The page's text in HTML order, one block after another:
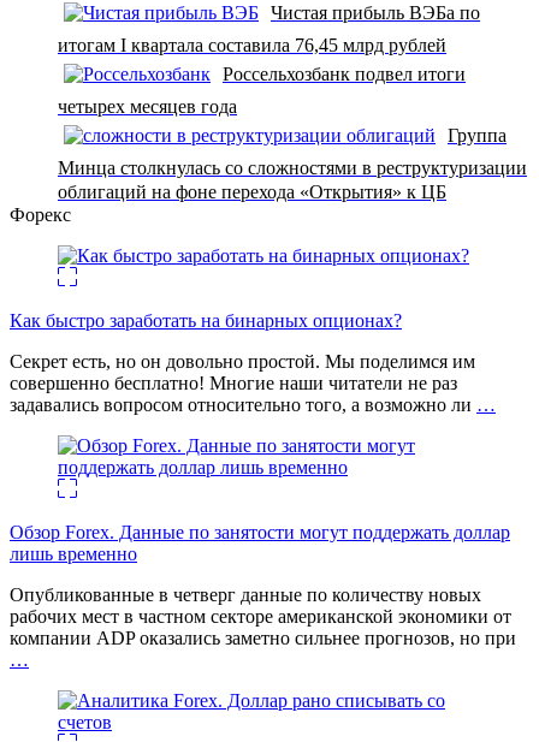
Чистая прибыль ВЭБа по
итогам I квартала составила 76,45 млрд рублей
Россельхозбанк подвел итоги
четырех месяцев года
Группа
Минца столкнулась со сложностями в реструктуризации
облигаций на фоне перехода «Открытия» к ЦБ
Форекс
Как быстро заработать на бинарных опционах?
Секрет есть, но он довольно простой. Мы поделимся им
совершенно бесплатно! Многие наши читатели не раз
задавались вопросом относительно того, а возможно ли …
Обзор Forex. Данные по занятости могут поддержать доллар
лишь временно
Опубликованные в четверг данные по количеству новых
рабочих мест в частном секторе американской экономики от
компании ADP оказались заметно сильнее прогнозов, но при
…